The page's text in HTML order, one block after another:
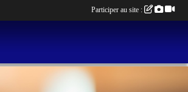
Participer au site :